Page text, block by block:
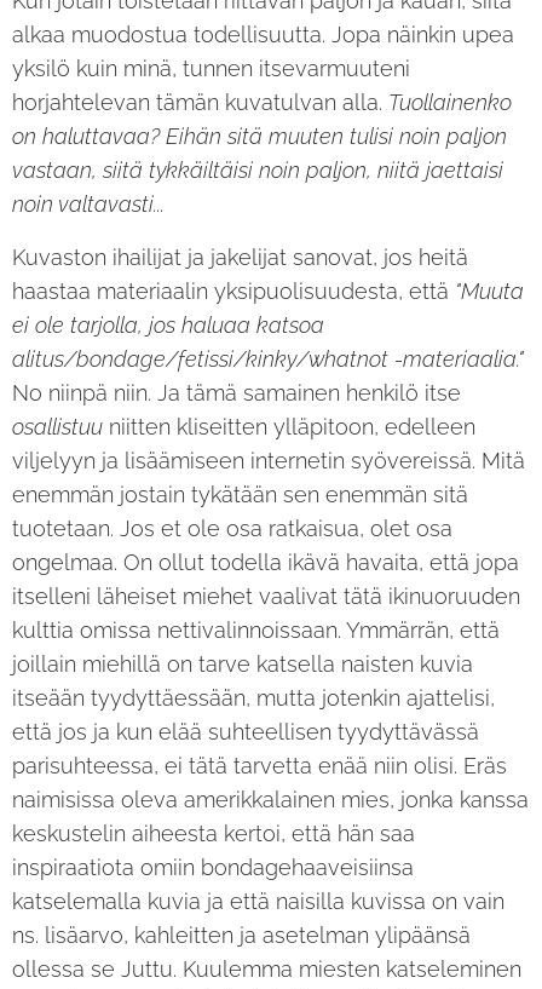
alkaa muodostua todellisuutta. Jopa näinkin upea
yksilö kuin minä, tunnen itsevarmuuteni
horjahtelevan tämän kuvatulvan alla. Tuollainenko
on haluttavaa? Eihän sitä muuten tulisi noin paljon
vastaan, siitä tykkäiltäisi noin paljon, niitä jaettaisi
noin valtavasti...
Kuvaston ihailijat ja jakelijat sanovat, jos heitä
haastaa materiaalin yksipuolisuudesta, että "Muuta
ei ole tarjolla, jos haluaa katsoa
alitus/bondage/fetissi/kinky/whatnot -materiaalia."
No niinpä niin. Ja tämä samainen henkilö itse
osallistuu niitten kliseitten ylläpitoon, edelleen
viljelyyn ja lisäämiseen internetin syövereissä. Mitä
enemmän jostain tykätään sen enemmän sitä
tuotetaan. Jos et ole osa ratkaisua, olet osa
ongelmaa. On ollut todella ikävä havaita, että jopa
itselleni läheiset miehet vaalivat tätä ikinuoruuden
kulttia omissa nettivalinnoissaan. Ymmärrän, että
joillain miehillä on tarve katsella naisten kuvia
itseään tyydyttäessään, mutta jotenkin ajattelisi,
että jos ja kun elää suhteellisen tyydyttävässä
parisuhteessa, ei tätä tarvetta enää niin olisi. Eräs
naimisissa oleva amerikkalainen mies, jonka kanssa
keskustelin aiheesta kertoi, että hän saa
inspiraatiota omiin bondagehaaveisiinsa
katselemalla kuvia ja että naisilla kuvissa on vain
ns. lisäarvo, kahleitten ja asetelman ylipäänsä
ollessa se Juttu. Kuulemma miesten katseleminen